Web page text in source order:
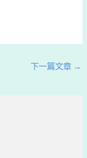
下一篇文章 →